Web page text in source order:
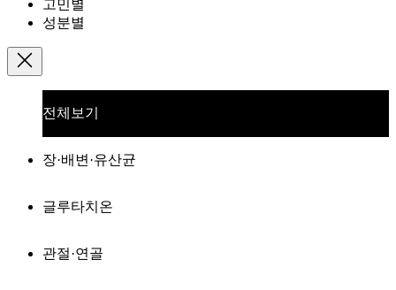
고민별
성분별
전체보기
장·배변·유산균
글루타치온
관절·연골